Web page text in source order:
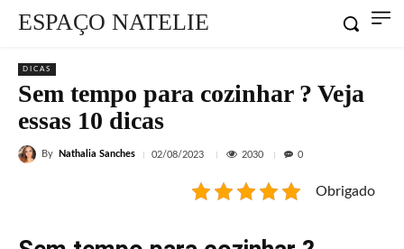
ESPAÇO NATELIE
DICAS
Sem tempo para cozinhar ? Veja
essas 10 dicas
By Nathalia Sanches 02/08/2023 2030 0
Obrigado